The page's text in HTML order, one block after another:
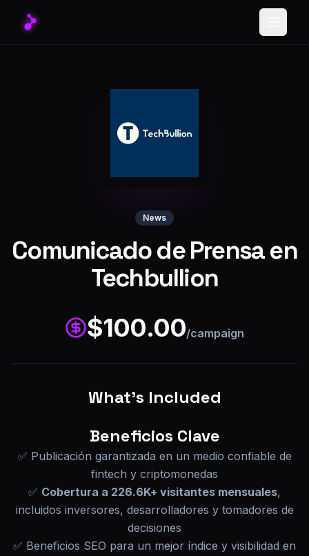
News
Comunicado de Prensa en
Techbullion
$100.00/campaign
What's Included
Beneficios Clave
✅ Publicación garantizada en un medio confiable de
fintech y criptomonedas
✅ Cobertura a 226.6K+ visitantes mensuales,
incluidos inversores, desarrolladores y tomadores de
decisiones
✅ Beneficios SEO para un mejor índice y visibilidad en